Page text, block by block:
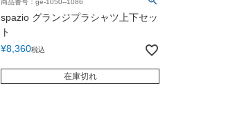
商品番号：ge-1050--1086
spazio グランジプラシャツ上下セッ
ト
¥8,360税込
在庫切れ